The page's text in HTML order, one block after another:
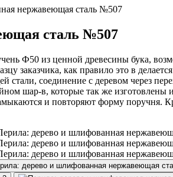
нержавеющая сталь №507
сталь №507
Ф50 из ценной древесины бука,
заказчика, как правило это в
соединение с деревом через
шар-в, которые так же
и повторяют форму поручня.